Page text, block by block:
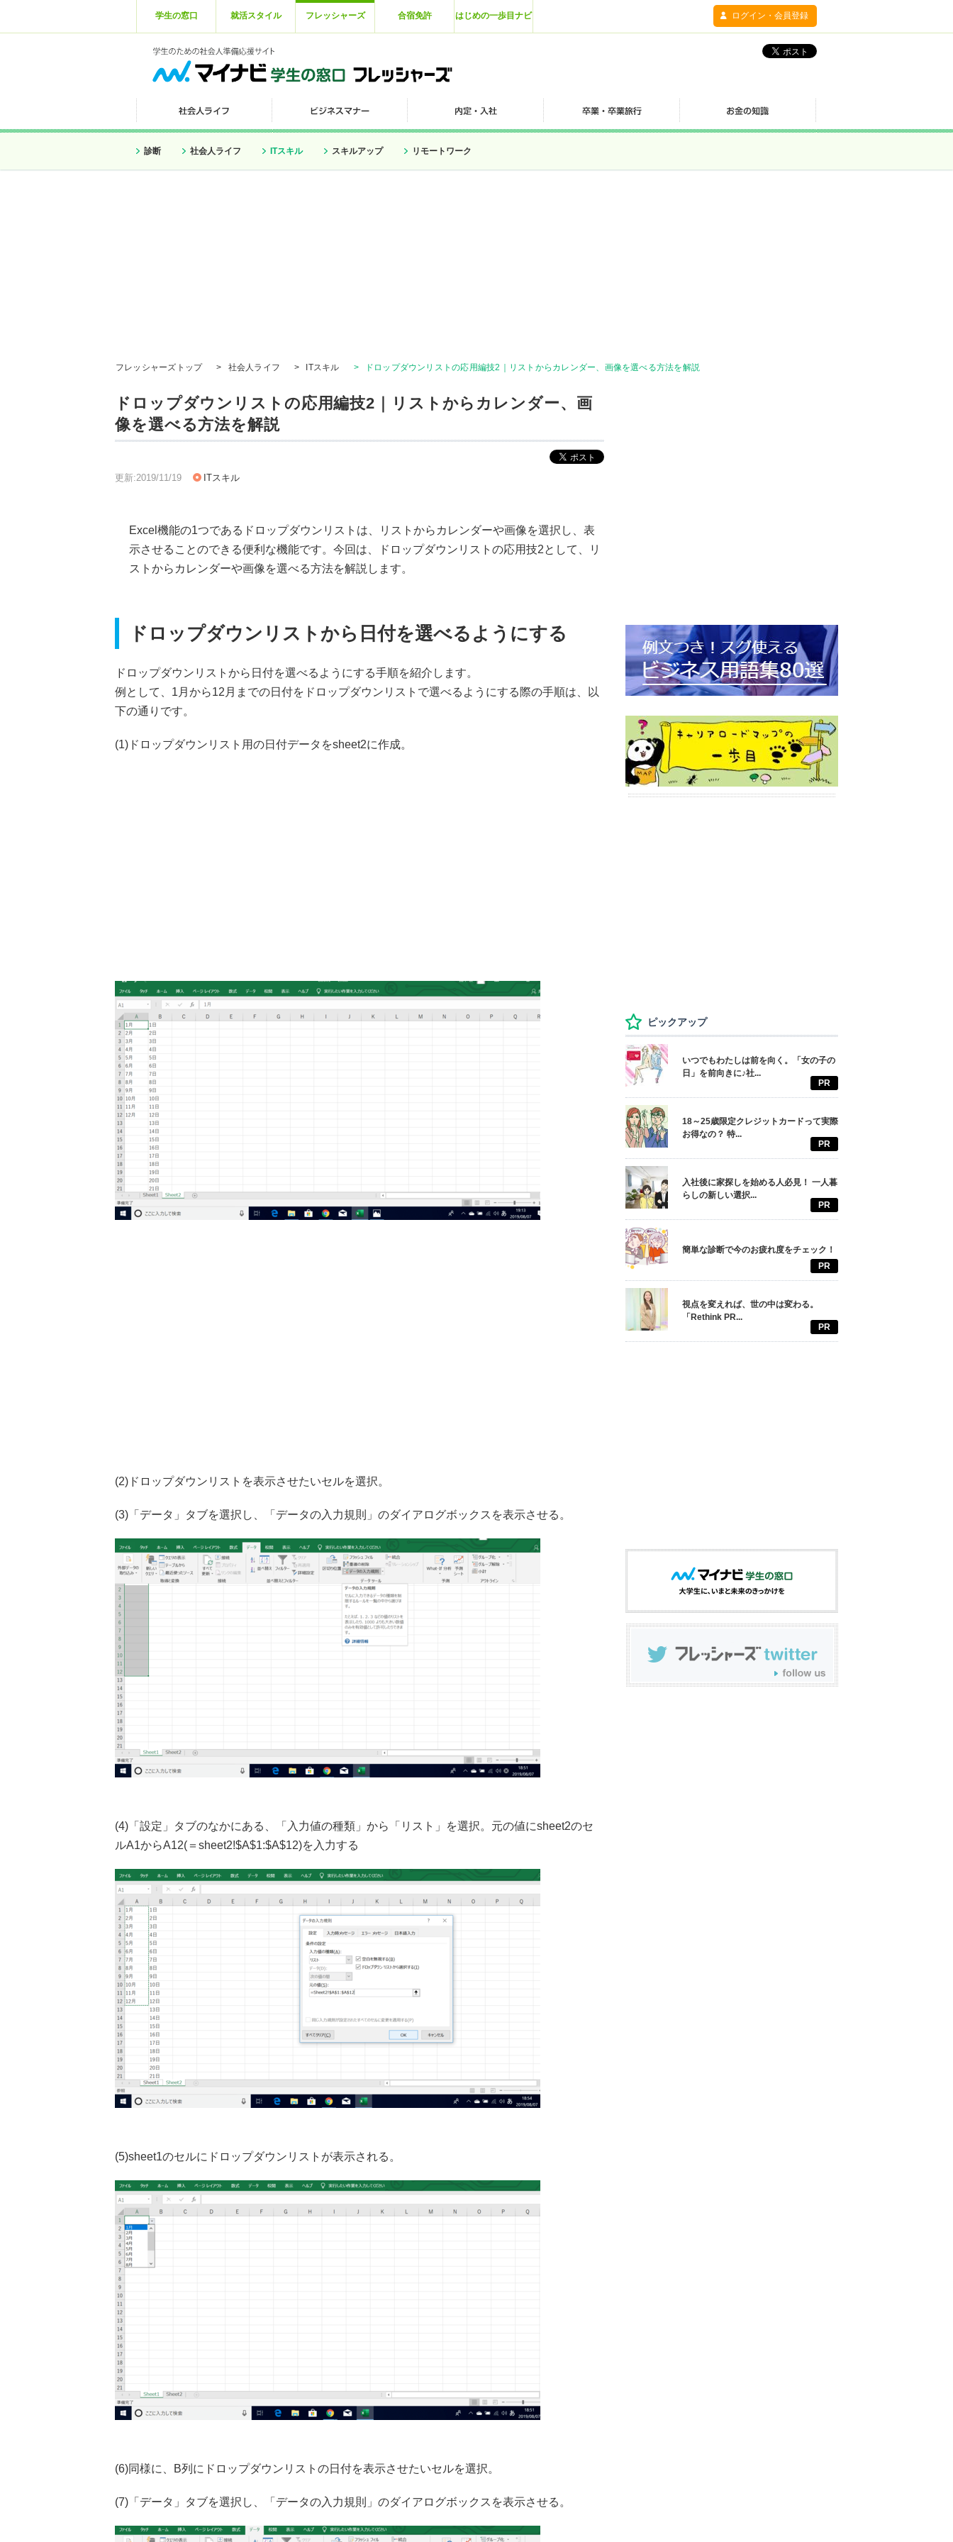
学生の窓口 就活スタイル フレッシャーズ 合宿免許 はじめの一歩目ナビ ログイン・会員登録
診断 社会人ライフ ITスキル スキルアップ リモートワーク
フレッシャーズトップ > 社会人ライフ > ITスキル > ドロップダウンリストの応用編技2｜リストからカレンダー、画像を選べる方法を解説
ドロップダウンリストの応用編技2｜リストからカレンダー、画
像を選べる方法を解説
更新:2019/11/19 ITスキル
Excel機能の1つであるドロップダウンリストは、リストからカレンダーや画像を選択し、表
示させることのできる便利な機能です。今回は、ドロップダウンリストの応用技2として、リ
ストからカレンダーや画像を選べる方法を解説します。
ドロップダウンリストから日付を選べるようにする
ドロップダウンリストから日付を選べるようにする手順を紹介します。
例として、1月から12月までの日付をドロップダウンリストで選べるようにする際の手順は、以
下の通りです。
(1)ドロップダウンリスト用の日付データをsheet2に作成。
(2)ドロップダウンリストを表示させたいセルを選択。
(3)「データ」タブを選択し、「データの入力規則」のダイアログボックスを表示させる。
(4)「設定」タブのなかにある、「入力値の種類」から「リスト」を選択。元の値にsheet2のセ
ルA1からA12(＝sheet2!$A$1:$A$12)を入力する
(5)sheet1のセルにドロップダウンリストが表示される。
(6)同様に、B列にドロップダウンリストの日付を表示させたいセルを選択。
(7)「データ」タブを選択し、「データの入力規則」のダイアログボックスを表示させる。
ピックアップ
いつでもわたしは前を向く。「女の子の
日」を前向きに♪社...
PR
18～25歳限定クレジットカードって実際
お得なの？ 特...
PR
入社後に家探しを始める人必見！ 一人暮
らしの新しい選択...
PR
簡単な診断で今のお疲れ度をチェック！
PR
視点を変えれば、世の中は変わる。
「Rethink PR...
PR